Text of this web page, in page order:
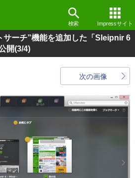
検索 Impressサイト
サーチ”機能を追加した「Sleipnir 6
開(3/4)
次の画像